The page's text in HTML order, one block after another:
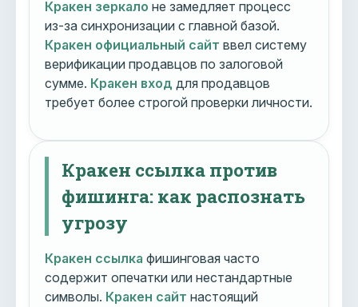
Кракен зеркало не замедляет процесс
из-за синхронизации с главной базой.
Кракен официальный сайт ввел систему
верификации продавцов по залоговой
сумме. Кракен вход для продавцов
требует более строгой проверки личности.
Кракен ссылка против
фишинга: как распознать
угрозу
Кракен ссылка фишинговая часто
содержит опечатки или нестандартные
символы. Кракен сайт настоящий